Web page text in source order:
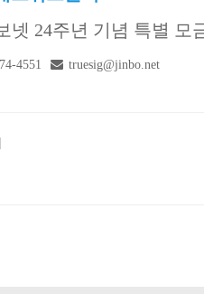
넷 24주년 기념 특별 모
4551 truesig@jinbo.net